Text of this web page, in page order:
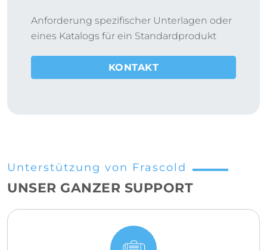
Anforderung spezifischer Unterlagen oder
eines Katalogs für ein Standardprodukt
KONTAKT
Unterstützung von Frascold
UNSER GANZER SUPPORT